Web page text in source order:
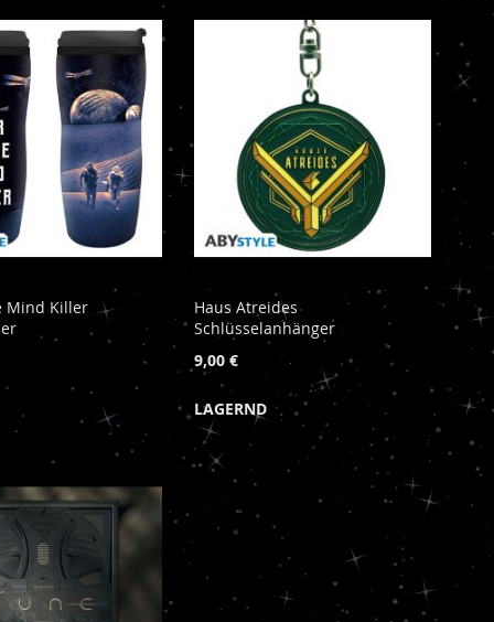
Mind Killer
Haus Atreides
Schlüsselanhänger
9,00 €
LAGERND